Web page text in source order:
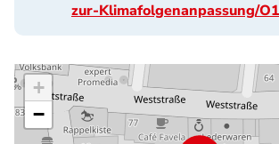
zur-Klimafolgenanpassung/
+
−